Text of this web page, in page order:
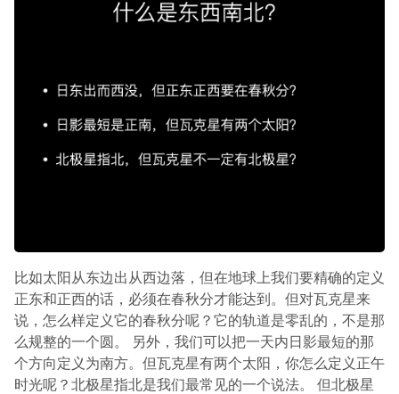
比如太阳从东边出从西边落，但在地球上我们要精确的定义
正东和正西的话，必须在春秋分才能达到。但对瓦克星来
说，怎么样定义它的春秋分呢？它的轨道是零乱的，不是那
么规整的一个圆。 另外，我们可以把一天内日影最短的那
个方向定义为南方。但瓦克星有两个太阳，你怎么定义正午
时光呢？北极星指北是我们最常见的一个说法。 但北极星